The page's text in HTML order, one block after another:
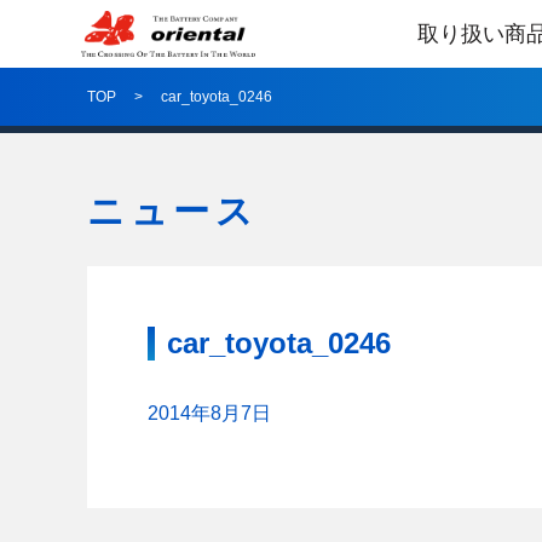
取り扱い商
TOP car_toyota_0246
ニュース
car_toyota_0246
2014年8月7日